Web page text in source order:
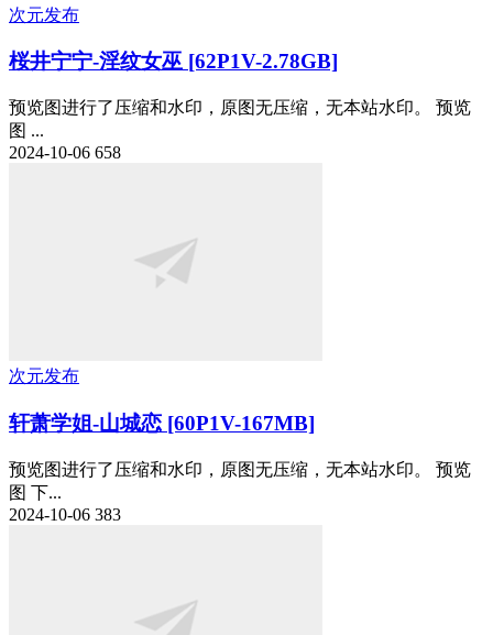
次元发布
桜井宁宁-淫纹女巫 [62P1V-2.78GB]
预览图进行了压缩和水印，原图无压缩，无本站水印。 预览
图 ...
2024-10-06 658
次元发布
轩萧学姐-山城恋 [60P1V-167MB]
预览图进行了压缩和水印，原图无压缩，无本站水印。 预览
图 下...
2024-10-06 383